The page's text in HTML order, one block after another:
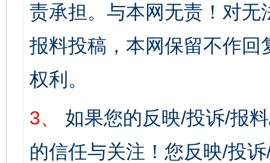
责承担。与本网无责！对
报料投稿，本网保留不作
权利。
3、
如果您的反映/投诉/报
的信任与关注！您反映/投